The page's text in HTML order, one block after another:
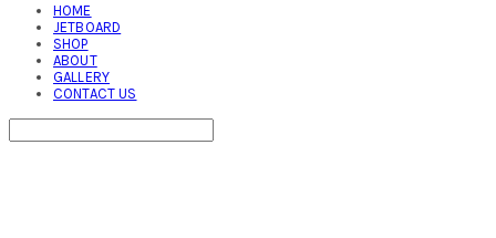
HOME
JETBOARD
SHOP
ABOUT
GALLERY
CONTACT US